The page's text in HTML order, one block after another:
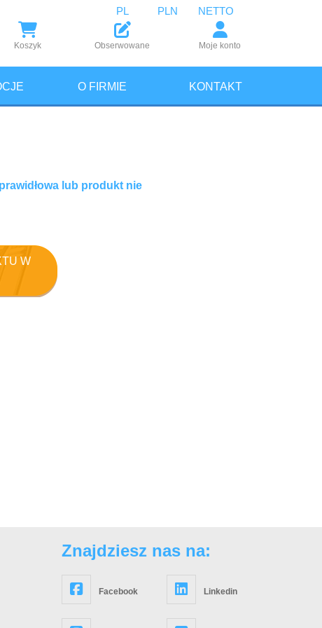
Koszyk Obserwowane Moje konto
PL PLN NETTO
O FIRMIE KONTAKT
lub produkt nie
W
Znajdziesz nas na:
Facebook Linkedin